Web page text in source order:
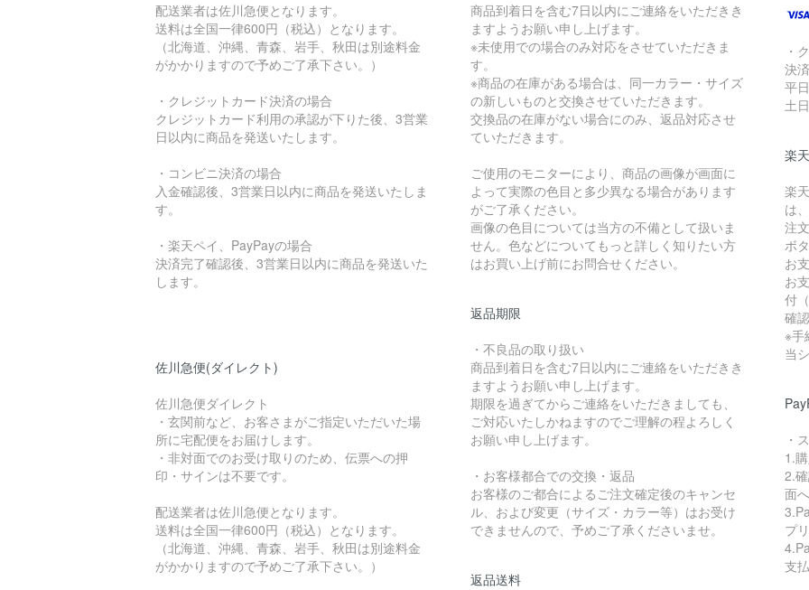
配送業者は佐川急便となります。
送料は全国一律600円（税込）となります。
（北海道、沖縄、青森、岩手、秋田は別途料金
がかかりますので予めご了承下さい。）
・クレジットカード決済の場合
クレジットカード利用の承認が下りた後、3営業
日以内に商品を発送いたします。
・コンビニ決済の場合
入金確認後、3営業日以内に商品を発送いたしま
す。
・楽天ペイ、PayPayの場合
決済完了確認後、3営業日以内に商品を発送いた
します。
佐川急便(ダイレクト)
佐川急便ダイレクト
・玄関前など、お客さまがご指定いただいた場
所に宅配便をお届けします。
・非対面でのお受け取りのため、伝票への押
印・サインは不要です。
配送業者は佐川急便となります。
送料は全国一律600円（税込）となります。
（北海道、沖縄、青森、岩手、秋田は別途料金
がかかりますので予めご了承下さい。）
商品到着日を含む7日以内にご連絡をいただきき
ますようお願い申し上げます。
※未使用での場合のみ対応をさせていただきま
す。
※商品の在庫がある場合は、同一カラー・サイズ
の新しいものと交換させていただきます。
交換品の在庫がない場合にのみ、返品対応させ
ていただきます。
ご使用のモニターにより、商品の画像が画面に
よって実際の色目と多少異なる場合があります
がご了承ください。
画像の色目については当方の不備として扱いま
せん。色などについてもっと詳しく知りたい方
はお買い上げ前にお問合せください。
返品期限
・不良品の取り扱い
商品到着日を含む7日以内にご連絡をいただきき
ますようお願い申し上げます。
期限を過ぎてからご連絡をいただきましても、
ご対応いたしかねますのでご理解の程よろしく
お願い申し上げます。
・お客様都合での交換・返品
お客様のご都合によるご注文確定後のキャンセ
ル、および変更（サイズ・カラー等）はお受け
できませんので、予めご了承くださいませ。
返品送料
・
決
平
土
楽
楽
は
注
ボ
お
お
付
確
※手
当
・
1.
2.
面
プ
支